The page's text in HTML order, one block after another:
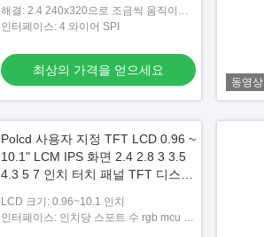
해결: 2.4 240x320으로 조금씩 움직이세
요
인터페이스: 4 와이어 SPI
최상의 가격을 얻으세요
동영상
Polcd 사용자 지정 TFT LCD 0.96 ~
10.1" LCM IPS 화면 2.4 2.8 3 3.5
4.3 5 7 인치 터치 패널 TFT 디스플
LCD 크기: 0.96~10.1 인치
인터페이스: 인치당 스포트 수 rgb mcu 미